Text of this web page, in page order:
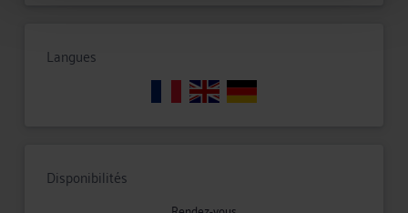
Langues
Disponibilités